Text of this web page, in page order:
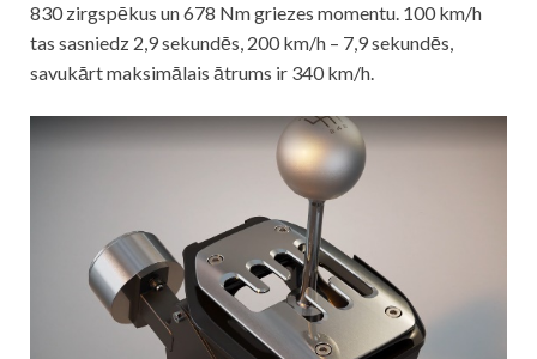
830 zirgspēkus un 678 Nm griezes momentu. 100 km/h
tas sasniedz 2,9 sekundēs, 200 km/h – 7,9 sekundēs,
savukārt maksimālais ātrums ir 340 km/h.